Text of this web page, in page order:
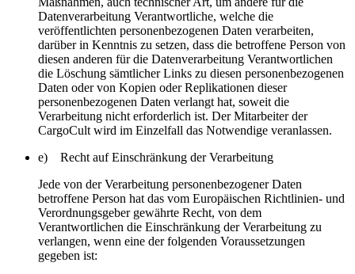
Datenverarbeitung Verantwortliche, welche die
veröffentlichten personenbezogenen Daten verarbeiten,
darüber in Kenntnis zu setzen, dass die betroffene Person von
diesen anderen für die Datenverarbeitung Verantwortlichen
die Löschung sämtlicher Links zu diesen personenbezogenen
Daten oder von Kopien oder Replikationen dieser
personenbezogenen Daten verlangt hat, soweit die
Verarbeitung nicht erforderlich ist. Der Mitarbeiter der
CargoCult wird im Einzelfall das Notwendige veranlassen.
e) Recht auf Einschränkung der Verarbeitung
Jede von der Verarbeitung personenbezogener Daten
betroffene Person hat das vom Europäischen Richtlinien- und
Verordnungsgeber gewährte Recht, von dem
Verantwortlichen die Einschränkung der Verarbeitung zu
verlangen, wenn eine der folgenden Voraussetzungen
gegeben ist: